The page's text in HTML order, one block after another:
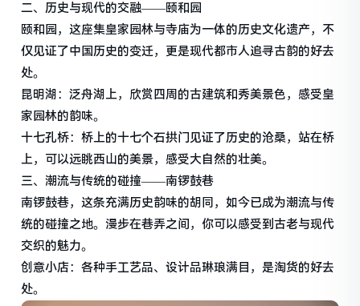
二、历史与现代的交融——颐和园
颐和园，这座集皇家园林与寺庙为一体的历史文化遗产，不
仅见证了中国历史的变迁，更是现代都市人追寻古韵的好去
处。
昆明湖：泛舟湖上，欣赏四周的古建筑和秀美景色，感受皇
家园林的韵味。
十七孔桥：桥上的十七个石拱门见证了历史的沧桑，站在桥
上，可以远眺西山的美景，感受大自然的壮美。
三、潮流与传统的碰撞——南锣鼓巷
南锣鼓巷，这条充满历史韵味的胡同，如今已成为潮流与传
统的碰撞之地。漫步在巷弄之间，你可以感受到古老与现代
交织的魅力。
创意小店：各种手工艺品、设计品琳琅满目，是淘货的好去
处。